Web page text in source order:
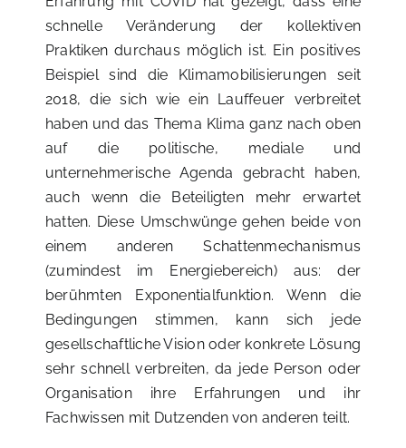
schnelle Veränderung der kollektiven
Praktiken durchaus möglich ist. Ein positives
Beispiel sind die Klimamobilisierungen seit
2018, die sich wie ein Lauffeuer verbreitet
haben und das Thema Klima ganz nach oben
auf die politische, mediale und
unternehmerische Agenda gebracht haben,
auch wenn die Beteiligten mehr erwartet
hatten. Diese Umschwünge gehen beide von
einem anderen Schattenmechanismus
(zumindest im Energiebereich) aus: der
berühmten Exponentialfunktion. Wenn die
Bedingungen stimmen, kann sich jede
gesellschaftliche Vision oder konkrete Lösung
sehr schnell verbreiten, da jede Person oder
Organisation ihre Erfahrungen und ihr
Fachwissen mit Dutzenden von anderen teilt.